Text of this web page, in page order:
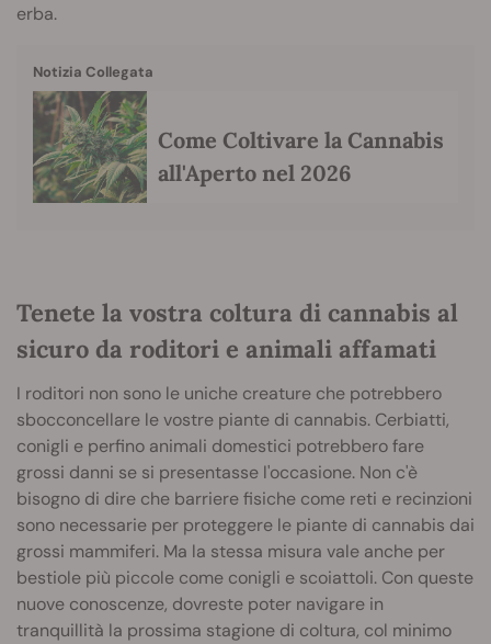
erba.
Notizia Collegata
Come Coltivare la Cannabis
all'Aperto nel 2026
Tenete la vostra coltura di cannabis al
sicuro da roditori e animali affamati
I roditori non sono le uniche creature che potrebbero
sbocconcellare le vostre piante di cannabis. Cerbiatti,
conigli e perfino animali domestici potrebbero fare
grossi danni se si presentasse l'occasione. Non c'è
bisogno di dire che barriere fisiche come reti e recinzioni
sono necessarie per proteggere le piante di cannabis dai
grossi mammiferi. Ma la stessa misura vale anche per
bestiole più piccole come conigli e scoiattoli. Con queste
nuove conoscenze, dovreste poter navigare in
tranquillità la prossima stagione di coltura, col minimo